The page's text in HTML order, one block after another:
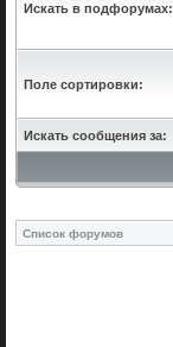
Искать в подфорумах:
Поле сортировки:
Искать сообщения за:
Список форумов